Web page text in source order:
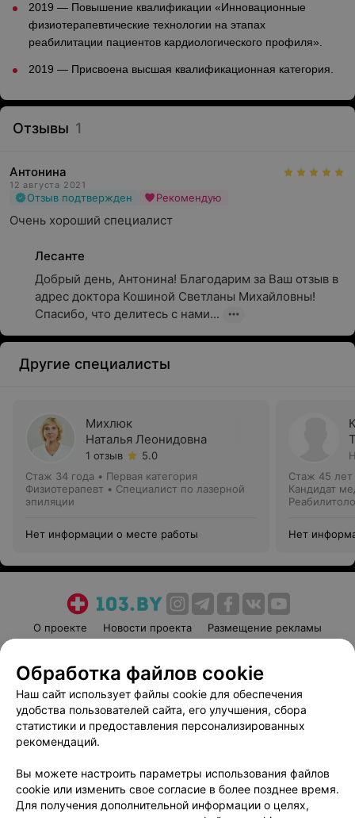
2019 — Повышение квалификации «Инновационные
физиотерапевтические технологии на этапах
реабилитации пациентов кардиологического профиля».
2019 — Присвоена высшая квалификационная категория.
Отзывы 1
Антонина
12 августа 2021
Отзыв подтвержден Рекомендую
Очень хороший специалист
Лесанте
Добрый день, Антонина! Благодарим за Ваш отзыв в
адрес доктора Кошиной Светланы Михайловны!
Спасибо, что делитесь с нами...
Другие специалисты
Михлюк
Наталья Леонидовна
1 отзыв
5.0
Стаж 34 года • Первая категория
Физиотерапевт • Специалист по лазерной
эпиляции
Нет информации о месте работы
Стаж 45 лет
Кандидат
Нет
О проекте Новости проекта
Размещение рекламы
Пользовательское соглашение
Способы оплаты
Вакансии
Партнеры
Написать руководителю 103.by
Обработка персональных данных
Обработка файлов cookie
Наш сайт использует файлы cookie для обеспечения
удобства пользователей сайта, его улучшения, сбора
статистики и предоставления персонализированных
рекомендаций.
Вы можете настроить параметры использования файлов
cookie или изменить свое согласие в более позднее время.
Для получения дополнительной информации о целях,